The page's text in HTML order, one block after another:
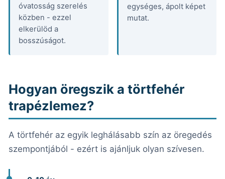
óvatosság szerelés
közben - ezzel
elkerülöd a
bosszúságot.
egységes, ápolt képet
mutat.
Hogyan öregszik a törtfehér
trapézlemez?
A törtfehér az egyik leghálásabb szín az öregedés
szempontjából - ezért is ajánljuk olyan szívesen.